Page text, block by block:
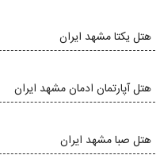
هتل یکتا مشهد ایران
هتل آپارتمان ادمان مشهد ایران
هتل صبا مشهد ایران